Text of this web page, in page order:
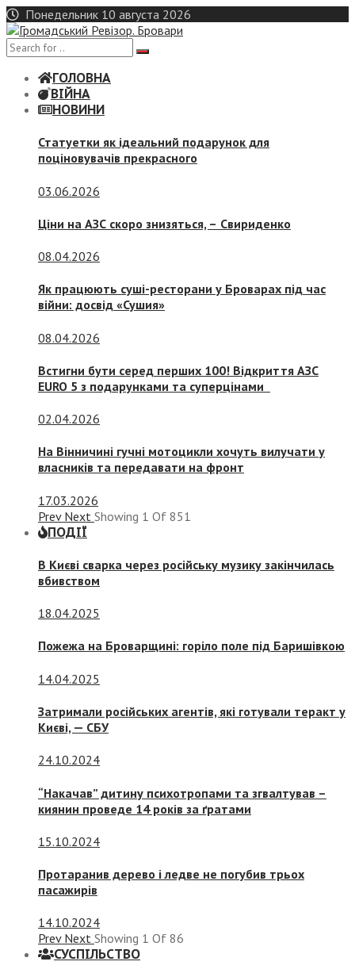
Skip
to
content
Понедельник 10 августа 2026
ГОЛОВНА
ВІЙНА
НОВИНИ
Статуетки як ідеальний подарунок для
поціновувачів прекрасного
03.06.2026
Ціни на АЗС скоро знизяться, – Свириденко
08.04.2026
Як працюють суші-ресторани у Броварах під час
війни: досвід «Сушия»
08.04.2026
Встигни бути серед перших 100! Відкриття АЗС
EURO 5 з подарунками та суперцінами
02.04.2026
На Вінничині гучні мотоцикли хочуть вилучати у
власників та передавати на фронт
17.03.2026
Prev Next Showing 1 Of 851
ПОДІЇ
В Києві сварка через російську музику закінчилась
вбивством
18.04.2025
Пожежа на Броварщині: горіло поле під Баришівкою
14.04.2025
Затримали російських агентів, які готували теракт у
Києві, — СБУ
24.10.2024
“Накачав” дитину психотропами та згвалтував –
киянин проведе 14 років за ґратами
15.10.2024
Протаранив дерево і ледве не погубив трьох
пасажирів
14.10.2024
Prev Next Showing 1 Of 86
СУСПIЛЬСТВО